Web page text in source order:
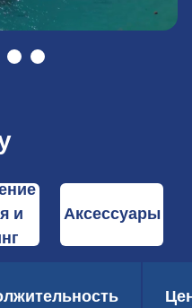
и
Аксессуары